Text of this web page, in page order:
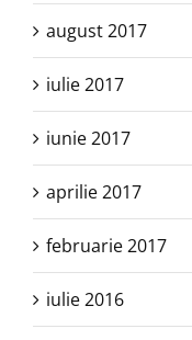
august 2017
iulie 2017
iunie 2017
aprilie 2017
februarie 2017
iulie 2016